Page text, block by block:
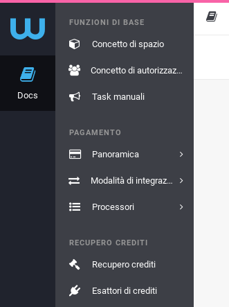
Docs
FUNZIONI DI BASE
Concetto di spazio
Concetto di autorizzazione
Task manuali
PAGAMENTO
Panoramica
Modalità di integrazione
Processori
RECUPERO CREDITI
Recupero crediti
Esattori di crediti